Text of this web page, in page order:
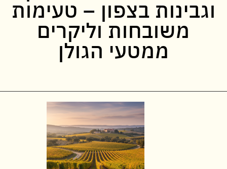
וגבינות בצפון – טעימות
משובחות וליקרים
ממטעי הגולן